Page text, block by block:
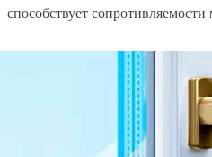
способствует